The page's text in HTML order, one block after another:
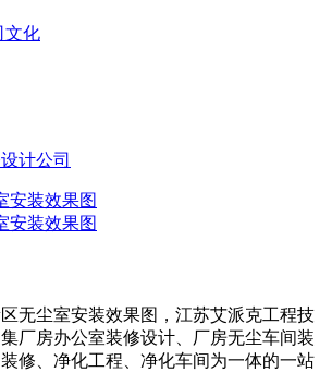
文化
计公司
尘室安装效果图，江苏艾派克工程技
厂房办公室装修设计、厂房无尘车间装
修、净化工程、净化车间为一体的一站